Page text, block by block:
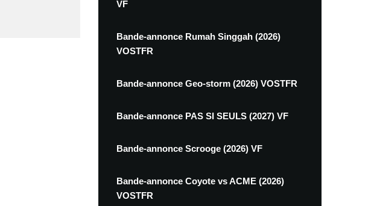
VF
Bande-annonce Rumah Singgah (2026)
VOSTFR
Bande-annonce Geo-storm (2026) VOSTFR
Bande-annonce PAS SI SEULS (2027) VF
Bande-annonce Scrooge (2026) VF
Bande-annonce Coyote vs ACME (2026)
VOSTFR